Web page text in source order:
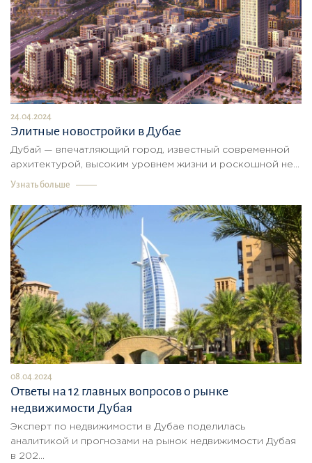
24.04.2024
Элитные новостройки в Дубае
Дубай — впечатляющий город, известный современной
архитектурой, высоким уровнем жизни и роскошной не...
Узнать больше
08.04.2024
Ответы на 12 главных вопросов о рынке
недвижимости Дубая
Эксперт по недвижимости в Дубае поделилась
аналитикой и прогнозами на рынок недвижимости Дубая
в 202...